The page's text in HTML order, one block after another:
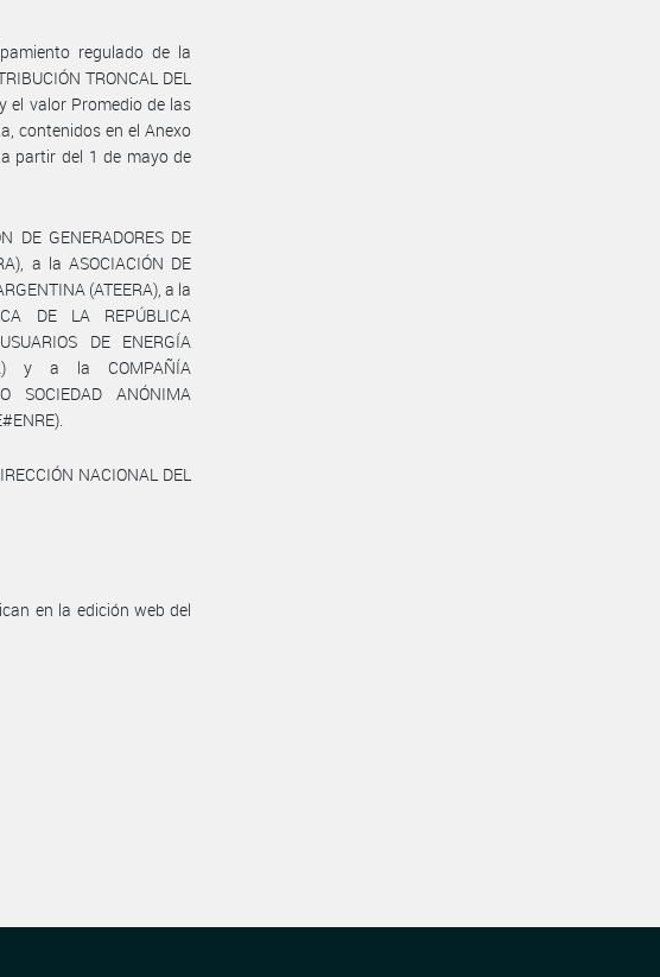
regulado de la
TRONCAL DEL
y el valor Promedio de las
contenidos en el Anexo
partir del 1 de mayo de
DE GENERADORES DE
a la ASOCIACIÓN DE
(ATEERA), a la
DE LA REPÚBLICA
DE ENERGÍA
y a la COMPAÑÍA
SOCIEDAD ANÓNIMA
NACIONAL DEL
en la edición web del